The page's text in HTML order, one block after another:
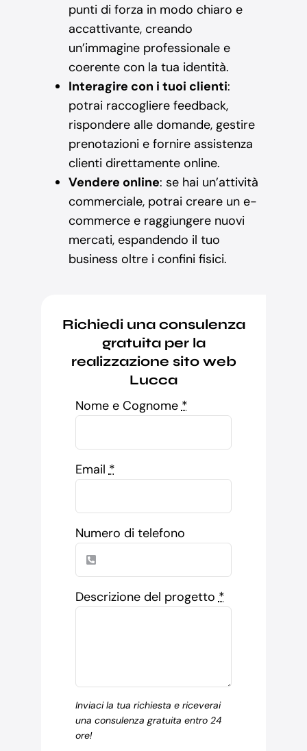
punti di forza in modo chiaro e
accattivante, creando
un’immagine professionale e
coerente con la tua identità.
Interagire con i tuoi clienti:
potrai raccogliere feedback,
rispondere alle domande, gestire
prenotazioni e fornire assistenza
clienti direttamente online.
Vendere online: se hai un’attività
commerciale, potrai creare un e-
commerce e raggiungere nuovi
mercati, espandendo il tuo
business oltre i confini fisici.
Richiedi una consulenza
gratuita per la
realizzazione sito web
Lucca
Nome e Cognome *
Email *
Numero di telefono
Descrizione del progetto *
Inviaci la tua richiesta e riceverai
una consulenza gratuita entro 24
ore!